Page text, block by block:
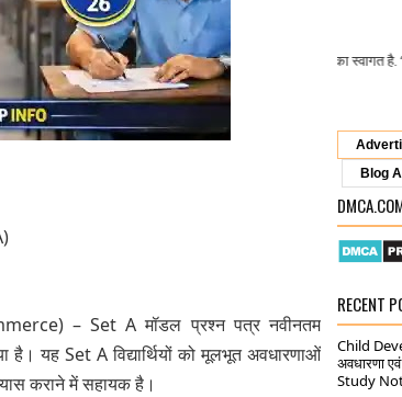
– Set A मॉडल प्रश्न पत्र नवीनतम
है। यह Set A विद्यार्थियों को मूलभूत अवधारणाओं
कराने में सहायक है।
Gyan Deep Info पर आपका स्वागत है.
Blog
RECENT
Child
अवधारणा
Study